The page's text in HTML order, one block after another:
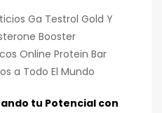
tu Potencial con